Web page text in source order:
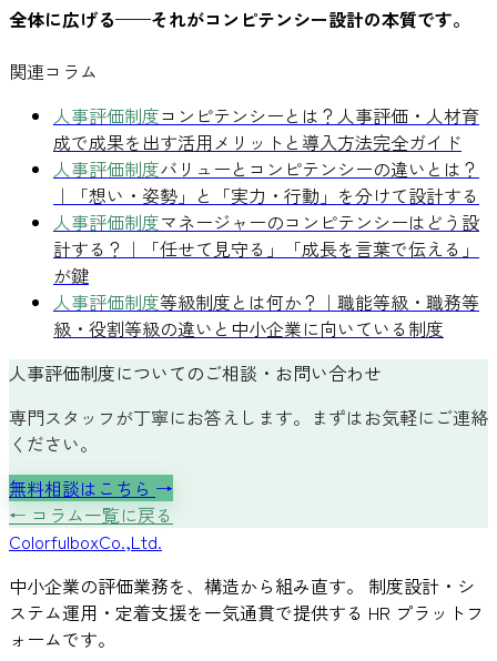
全体に広げる——それがコンピテンシー設計の本質です。
関連コラム
人事評価制度コンピテンシーとは？人事評価・人材育
成で成果を出す活用メリットと導入方法完全ガイド
人事評価制度バリューとコンピテンシーの違いとは？
｜「想い・姿勢」と「実力・行動」を分けて設計する
人事評価制度マネージャーのコンピテンシーはどう設
計する？｜「任せて見守る」「成長を言葉で伝える」
が鍵
人事評価制度等級制度とは何か？｜職能等級・職務等
級・役割等級の違いと中小企業に向いている制度
人事評価制度についてのご相談・お問い合わせ
専門スタッフが丁寧にお答えします。まずはお気軽にご連絡
ください。
無料相談はこちら →
← コラム一覧に戻る
ColorfulboxCo.,Ltd.
中小企業の評価業務を、構造から組み直す。 制度設計・シ
ステム運用・定着支援を一気通貫で提供する HR プラットフ
ォームです。